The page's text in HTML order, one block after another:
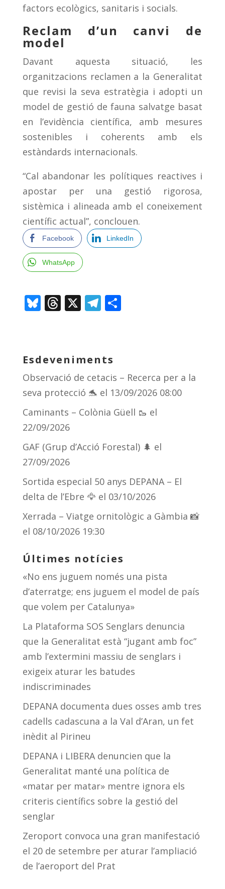
factors ecològics, sanitaris i socials.
Reclam d’un canvi de
model
Davant aquesta situació, les
organitzacions reclamen a la Generalitat
que revisi la seva estratègia i adopti un
model de gestió de fauna salvatge basat
en l’evidència científica, amb mesures
sostenibles i coherents amb els
estàndards internacionals.
“Cal abandonar les polítiques reactives i
apostar per una gestió rigorosa,
sistèmica i alineada amb el coneixement
científic actual”, conclouen.
Facebook LinkedIn
WhatsApp
Bl
sk
y
T
d
s
X T
gr
a
m
C
te
ix
Esdeveniments
Observació de cetacis – Recerca per a la
seva protecció 🐬 el 13/09/2026 08:00
Caminants – Colònia Güell 🥾 el
22/09/2026
GAF (Grup d’Acció Forestal) 🌲 el
27/09/2026
Sortida especial 50 anys DEPANA – El
delta de l’Ebre 🦅 el 03/10/2026
Xerrada – Viatge ornitològic a Gàmbia 📸
el 08/10/2026 19:30
Últimes notícies
«No ens juguem només una pista
d’aterratge; ens juguem el model de país
que volem per Catalunya»
La Plataforma SOS Senglars denuncia
que la Generalitat està “jugant amb foc”
amb l’extermini massiu de senglars i
exigeix aturar les batudes
indiscriminades
DEPANA documenta dues osses amb tres
cadells cadascuna a la Val d’Aran, un fet
inèdit al Pirineu
DEPANA i LIBERA denuncien que la
Generalitat manté una política de
«matar per matar» mentre ignora els
criteris científics sobre la gestió del
senglar
Zeroport convoca una gran manifestació
el 20 de setembre per aturar l’ampliació
de l’aeroport del Prat